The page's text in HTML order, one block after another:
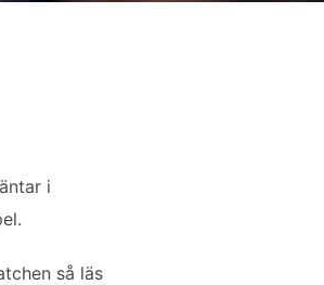
i
så läs